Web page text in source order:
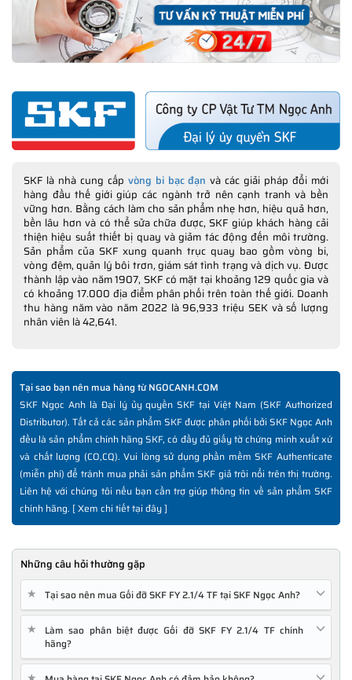
SKF là nhà cung cấp vòng bi bạc đạn và các giải pháp đổi mới
hàng đầu thế giới giúp các ngành trở nên cạnh tranh và bền
vững hơn. Bằng cách làm cho sản phẩm nhẹ hơn, hiệu quả hơn,
bền lâu hơn và có thể sửa chữa được, SKF giúp khách hàng cải
thiện hiệu suất thiết bị quay và giảm tác động đến môi trường.
Sản phẩm của SKF xung quanh trục quay bao gồm vòng bi,
vòng đệm, quản lý bôi trơn, giám sát tình trạng và dịch vụ. Được
thành lập vào năm 1907, SKF có mặt tại khoảng 129 quốc gia và
có khoảng 17.000 địa điểm phân phối trên toàn thế giới. Doanh
thu hàng năm vào năm 2022 là 96,933 triệu SEK và số lượng
nhân viên là 42,641.
Tại sao bạn nên mua hàng từ NGOCANH.COM
SKF Ngọc Anh là Đại lý ủy quyền SKF tại Việt Nam (SKF Authorized
Distributor). Tất cả các sản phẩm SKF được phân phối bởi SKF Ngọc Anh
đều là sản phẩm chính hãng SKF, có đầy đủ giấy tờ chứng minh xuất xứ
và chất lượng (CO,CQ). Vui lòng sử dụng phần mềm SKF Authenticate
(miễn phí) để tránh mua phải sản phẩm SKF giả trôi nổi trên thị trường.
Liên hệ với chúng tôi nếu bạn cần trợ giúp thông tin về sản phẩm SKF
chính hãng. [Xem chi tiết tại đây]
Những câu hỏi thường gặp
★ Tại sao nên mua Gối đỡ SKF FY 2.1/4 TF tại SKF Ngọc Anh?
★
Làm sao phân biệt được Gối đỡ SKF FY 2.1/4 TF chính
hãng?